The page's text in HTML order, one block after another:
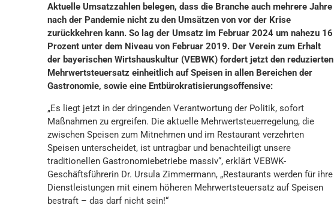
Aktuelle Umsatzzahlen belegen, dass die Branche auch mehrere Jahre
nach der Pandemie nicht zu den Umsätzen von vor der Krise
zurückkehren kann. So lag der Umsatz im Februar 2024 um nahezu 16
Prozent unter dem Niveau von Februar 2019. Der Verein zum Erhalt
der bayerischen Wirtshauskultur (VEBWK) fordert jetzt den reduzierten
Mehrwertsteuersatz einheitlich auf Speisen in allen Bereichen der
Gastronomie, sowie eine Entbürokratisierungsoffensive:
„Es liegt jetzt in der dringenden Verantwortung der Politik, sofort
Maßnahmen zu ergreifen. Die aktuelle Mehrwertsteuerregelung, die
zwischen Speisen zum Mitnehmen und im Restaurant verzehrten
Speisen unterscheidet, ist untragbar und benachteiligt unsere
traditionellen Gastronomiebetriebe massiv“, erklärt VEBWK-
Geschäftsführerin Dr. Ursula Zimmermann, „Restaurants werden für ihre
Dienstleistungen mit einem höheren Mehrwertsteuersatz auf Speisen
bestraft – das darf nicht sein!“